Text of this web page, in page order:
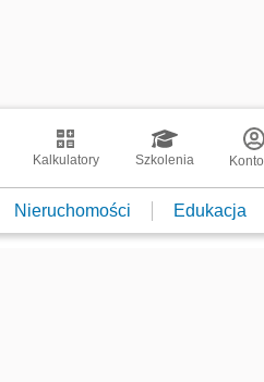
Kalkulatory Szkolenia Konto
Nieruchomości Edukacja